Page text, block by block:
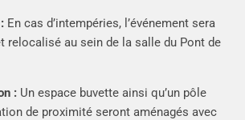
En cas d’intempéries, l’événement sera
relocalisé au sein de la salle du Pont de
: Un espace buvette ainsi qu’un pôle
de proximité seront aménagés avec